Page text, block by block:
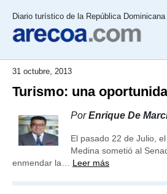
Diario turístico de la República Dominicana
31 octubre, 2013
Turismo: una
PorEnrique De
El pasado 22 de Julio,
Medina sometió al
enmendar la… Leer más